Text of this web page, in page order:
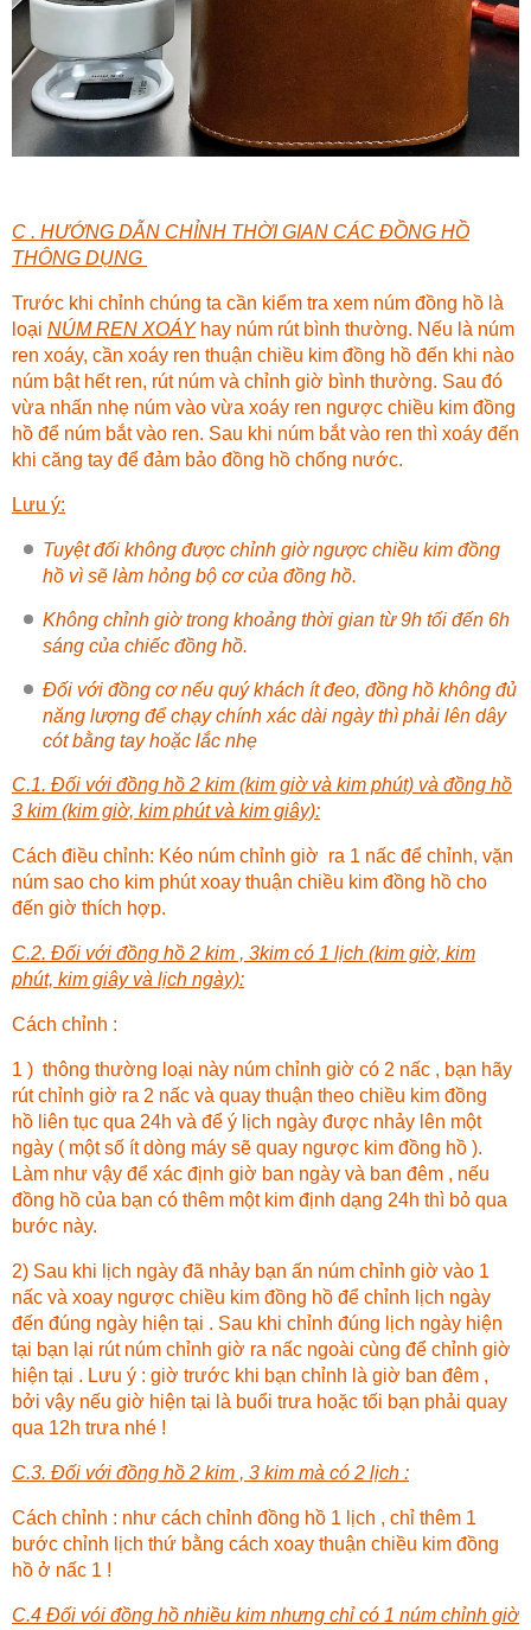
C . HƯỚNG DẪN CHỈNH THỜI GIAN CÁC ĐỒNG HỒ
THÔNG DỤNG
Trước khi chỉnh chúng ta cần kiểm tra xem núm đồng hồ là
loại NÚM REN XOÁYhay núm rút bình thường. Nếu là núm
ren xoáy, cần xoáy ren thuận chiều kim đồng hồ đến khi nào
núm bật hết ren, rút núm và chỉnh giờ bình thường. Sau đó
vừa nhấn nhẹ núm vào vừa xoáy ren ngược chiều kim đồng
hồ để núm bắt vào ren. Sau khi núm bắt vào ren thì xoáy đến
khi căng tay để đảm bảo đồng hồ chống nước.
Lưu ý:
Tuyệt đối không được chỉnh giờ ngược chiều kim đồng
hồ vì sẽ làm hỏng bộ cơ của đồng hồ.
Không chỉnh giờ trong khoảng thời gian từ 9h tối đến 6h
sáng của chiếc đồng hồ.
Đối với đồng cơ nếu quý khách ít đeo, đồng hồ không đủ
năng lượng để chạy chính xác dài ngày thì phải lên dây
cót bằng tay hoặc lắc nhẹ
C.1. Đối với đồng hồ 2 kim (kim giờ và kim phút) và đồng hồ
3 kim (kim giờ, kim phút và kim giây):
Cách điều chỉnh: Kéo núm chỉnh giờ ra 1 nấc để chỉnh, vặn
núm sao cho kim phút xoay thuận chiều kim đồng hồ cho
đến giờ thích hợp.
C.2. Đối với đồng hồ 2 kim , 3kim có 1 lịch (kim giờ, kim
phút, kim giây và lịch ngày):
Cách chỉnh :
1 ) thông thường loại này núm chỉnh giờ có 2 nấc , bạn hãy
rút chỉnh giờ ra 2 nấc và quay thuận theo chiều kim đồng
hồ liên tục qua 24h và để ý lịch ngày được nhảy lên một
ngày ( một số ít dòng máy sẽ quay ngược kim đồng hồ ).
Làm như vậy để xác định giờ ban ngày và ban đêm , nếu
đồng hồ của bạn có thêm một kim định dạng 24h thì bỏ qua
bước này.
2) Sau khi lịch ngày đã nhảy bạn ấn núm chỉnh giờ vào 1
nấc và xoay ngược chiều kim đồng hồ để chỉnh lịch ngày
đến đúng ngày hiện tại . Sau khi chỉnh đúng lịch ngày hiện
tại bạn lại rút núm chỉnh giờ ra nấc ngoài cùng để chỉnh giờ
hiện tại . Lưu ý : giờ trước khi bạn chỉnh là giờ ban đêm ,
bởi vậy nếu giờ hiện tại là buổi trưa hoặc tối bạn phải quay
qua 12h trưa nhé !
C.3. Đối với đồng hồ 2 kim , 3 kim mà có 2 lịch :
Cách chỉnh : như cách chỉnh đồng hồ 1 lịch , chỉ thêm 1
bước chỉnh lịch thứ bằng cách xoay thuận chiều kim đồng
hồ ở nấc 1 !
C.4 Đối vói đồng hồ nhiều kim nhưng chỉ có 1 núm chỉnh giờ